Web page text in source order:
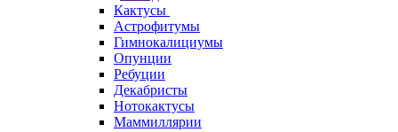
Кактусы
Астрофитумы
Гимнокалициумы
Опунции
Ребуции
Декабристы
Нотокактусы
Маммиллярии